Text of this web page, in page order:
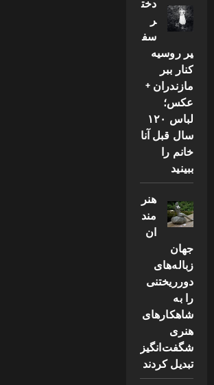
ر
سف
یر روسیه
کنار ببر
مازندران +
عکس؛
لباس ۱۲۰
سال قبل آنا
خانم را
ببینید
هنر
مند
ان
جهان
زباله‌های
دورریختنی
را به
شاهکارهای
هنری
شگفت‌انگیز
تبدیل کردند